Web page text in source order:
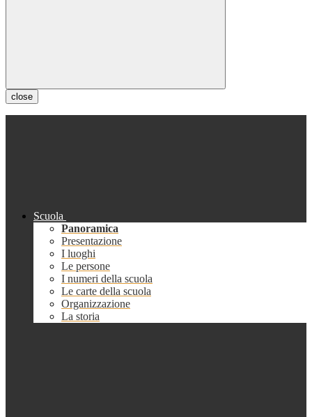
close
Scuola
Panoramica
Presentazione
I luoghi
Le persone
I numeri della scuola
Le carte della scuola
Organizzazione
La storia